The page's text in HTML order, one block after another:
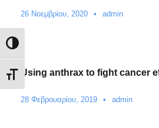
Εναλλαγή Υψηλής Αντίθεσης
Εναλλαγή Μεγέθους Γραμμάτων
26 Νοεμβρίου, 2020 • admin
Using anthrax to fight cancer
28 Φεβρουαρίου, 2019 • admin